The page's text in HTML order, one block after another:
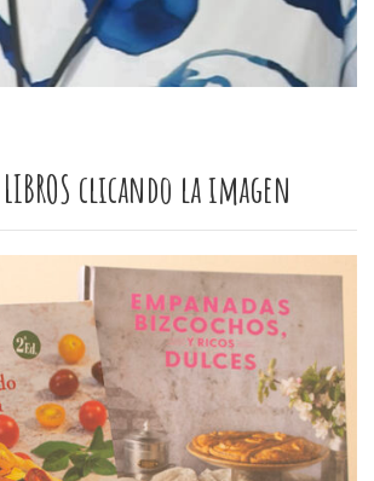
LIBROS clicando la imagen